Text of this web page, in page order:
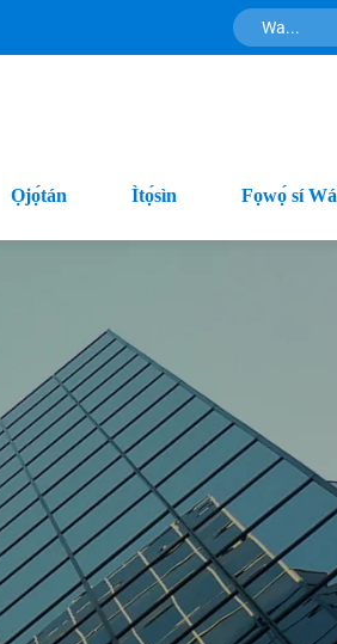
Ọjọ́tán Ìtọ́sìn Fọwọ́ sí Wá